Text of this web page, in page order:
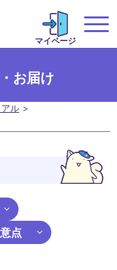
マイページ
お届け
ル
点